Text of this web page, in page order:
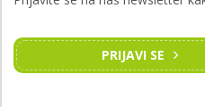
PRIJAVI SE